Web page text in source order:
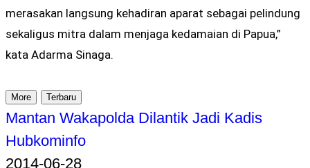
merasakan langsung kehadiran aparat sebagai pelindung
sekaligus mitra dalam menjaga kedamaian di Papua,”
kata Adarma Sinaga.
More Terbaru
Mantan Wakapolda Dilantik Jadi Kadis
Hubkominfo
2014-06-28